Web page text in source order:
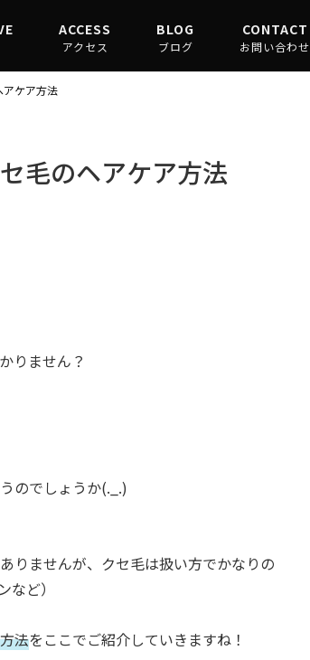
ACCESS
アクセス
渋谷駅からお越しの場合
BLOG
ブログ
CONTACT
お問い合わせ
アケア方法
毛のヘアケア方法
りません？
のでしょうか(._.)
りませんが、クセ毛は扱い方でかなりの
ど）
法をここでご紹介していきますね！